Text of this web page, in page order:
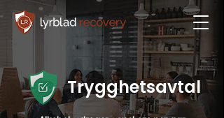
Trygghetsavtal